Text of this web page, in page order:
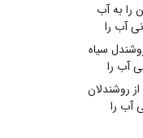
را به آب
آب را
سیاه
آب را
روشندلان
آب را